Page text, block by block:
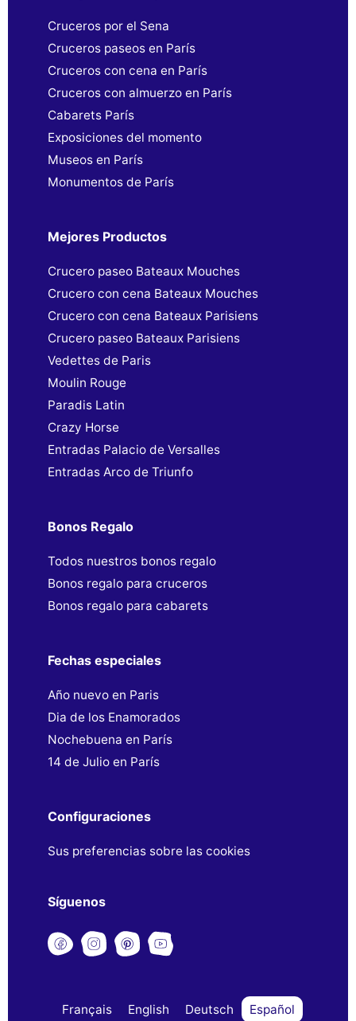
Cruceros por el Sena
Cruceros paseos en París
Cruceros con cena en París
Cruceros con almuerzo en París
Cabarets París
Exposiciones del momento
Museos en París
Monumentos de París
Mejores Productos
Crucero paseo Bateaux Mouches
Crucero con cena Bateaux Mouches
Crucero con cena Bateaux Parisiens
Crucero paseo Bateaux Parisiens
Vedettes de Paris
Moulin Rouge
Paradis Latin
Crazy Horse
Entradas Palacio de Versalles
Entradas Arco de Triunfo
Bonos Regalo
Todos nuestros bonos regalo
Bonos regalo para cruceros
Bonos regalo para cabarets
Fechas especiales
Año nuevo en Paris
Dia de los Enamorados
Nochebuena en París
14 de Julio en París
Configuraciones
Sus preferencias sobre las cookies
Síguenos
Français English Deutsch Español